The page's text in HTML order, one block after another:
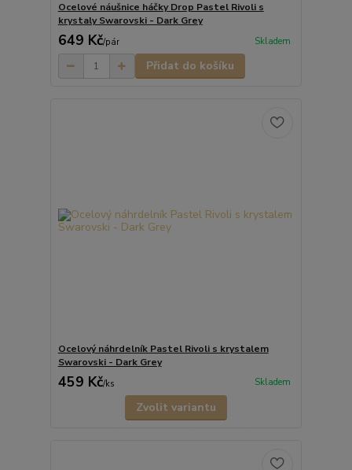
Ocelové náušnice háčky Drop Pastel Rivoli s
krystaly Swarovski - Dark Grey
649 Kč/pár Skladem
Přidat do košíku
Ocelový náhrdelník Pastel Rivoli s krystalem
Swarovski - Dark Grey
459 Kč/ks Skladem
Zvolit variantu